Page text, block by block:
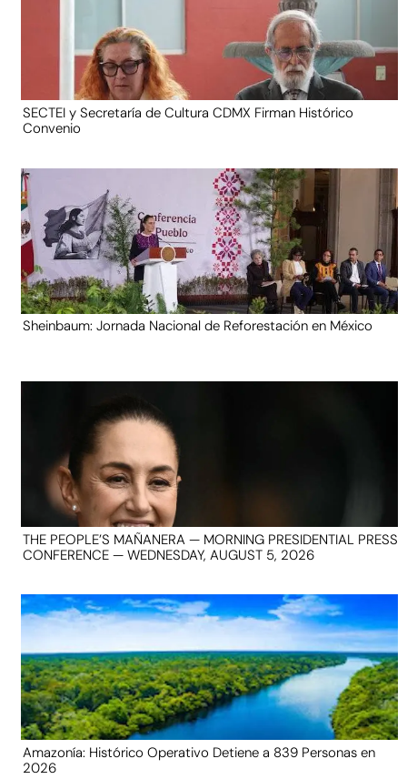
SECTEI y Secretaría de Cultura CDMX Firman Histórico
Convenio
Sheinbaum: Jornada Nacional de Reforestación en México
THE PEOPLE’S MAÑANERA — MORNING PRESIDENTIAL PRESS
CONFERENCE — WEDNESDAY, AUGUST 5, 2026
Amazonía: Histórico Operativo Detiene a 839 Personas en
2026